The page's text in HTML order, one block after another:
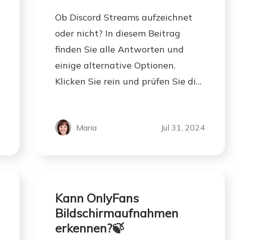
Ob Discord Streams aufzeichnet
oder nicht? In diesem Beitrag
finden Sie alle Antworten und
einige alternative Optionen.
Klicken Sie rein und prüfen Sie die
Maria Jul 31, 2024
Kann OnlyFans
Bildschirmaufnahmen
erkennen?🍃